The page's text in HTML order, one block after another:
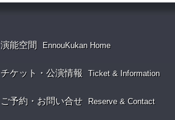
演能空間 EnnouKukan Home
チケット・公演情報 Ticket & Information
ご予約・お問い合せ Reserve & Contact